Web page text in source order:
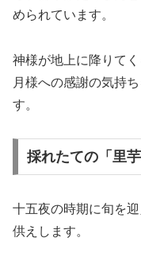
められています。
神様が地上に降りて
月様への感謝の気持
す。
採れたての「里
十五夜の時期に旬を
供えします。